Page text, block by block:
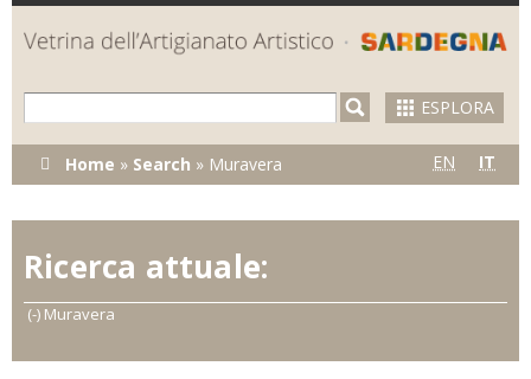
Skip to
main
content
ESPLORA
Tu sei qui
Home » Search » Muravera EN IT
Ricerca attuale:
(-) Remove Muravera filter
Muravera